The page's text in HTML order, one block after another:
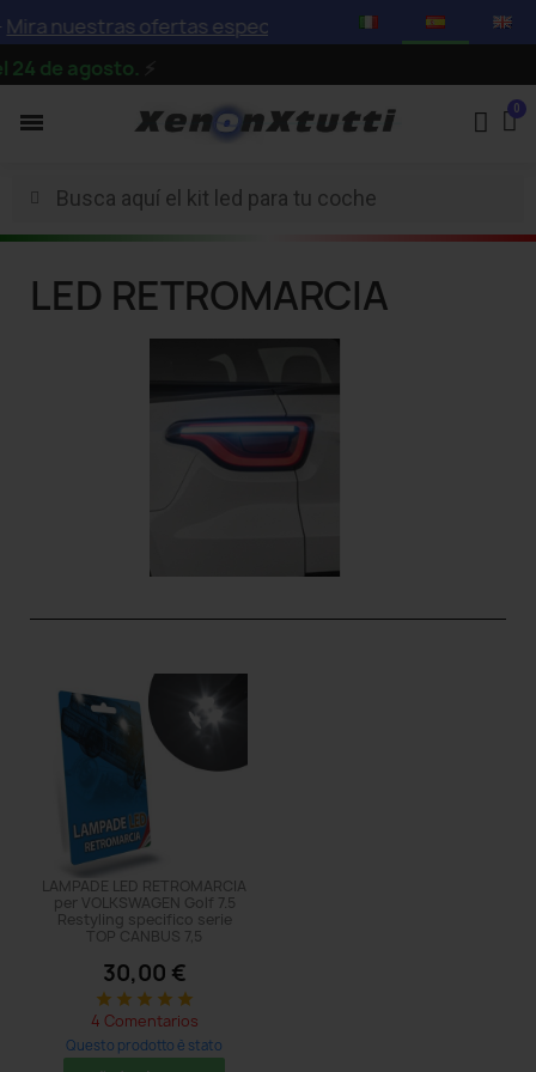
nuestras ofertas especiales con descuentos de
de agosto.⚡
LED RETROMARCIA
LAMPADE LED RETROMARCIA
per VOLKSWAGEN Golf 7.5
Restyling specifico serie
TOP CANBUS 7,5
30,00 €
star star star star star
4 Comentarios
Questo prodotto è stato